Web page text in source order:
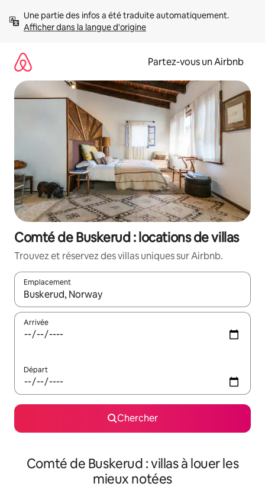
directement
Afficher dans la langue d'origine
Partez-vous un Airbnb
Comté de Buskerud : locations de villas
Trouvez et réservez des villas uniques sur Airbnb.
Emplacement
Quand les résultats sont affichés, parcourez-les en utilisant
Arrivée
Départ
Chercher
Comté de Buskerud : villas à louer les
mieux notées